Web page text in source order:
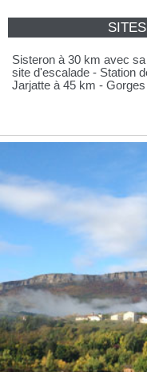
Sisteron à 30 km avec
site d'escalade - Station
Jarjatte à 45 km -